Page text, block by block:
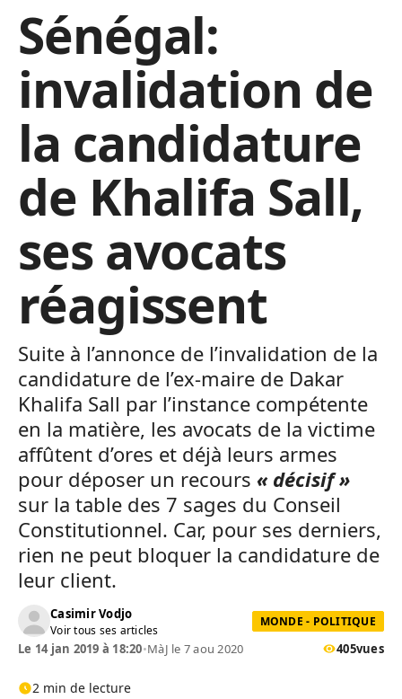
Sénégal:
invalidation de
la candidature
de Khalifa Sall,
ses avocats
réagissent
Suite à l’annonce de l’invalidation de la
candidature de l’ex-maire de Dakar
Khalifa Sall par l’instance compétente
en la matière, les avocats de la victime
affûtent d’ores et déjà leurs armes
pour déposer un recours « décisif »
sur la table des 7 sages du Conseil
Constitutionnel. Car, pour ses derniers,
rien ne peut bloquer la candidature de
leur client.
Casimir Vodjo
Voir tous ses articles
MONDE - POLITIQUE
Le 14 jan 2019 à 18:20•MàJ le 7 aou 2020 405vues
2 min de lecture